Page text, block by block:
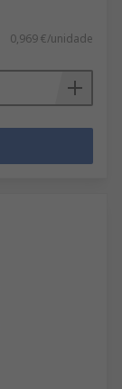
0,969 €/unidade